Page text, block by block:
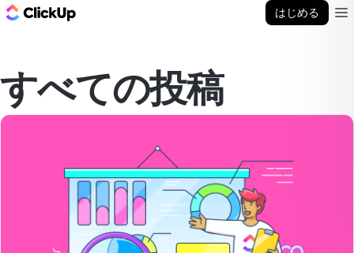
はじめる
すべての投稿